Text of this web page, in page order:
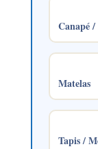
Canapé
Matelas
Tapis /